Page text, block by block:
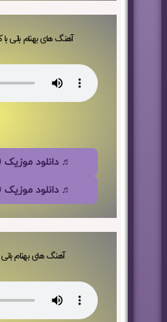
آهنگ های بهنام بانی
♬ دانلود موزیک 180
♬ دانلود موزیک 320
آهنگ های بهنام